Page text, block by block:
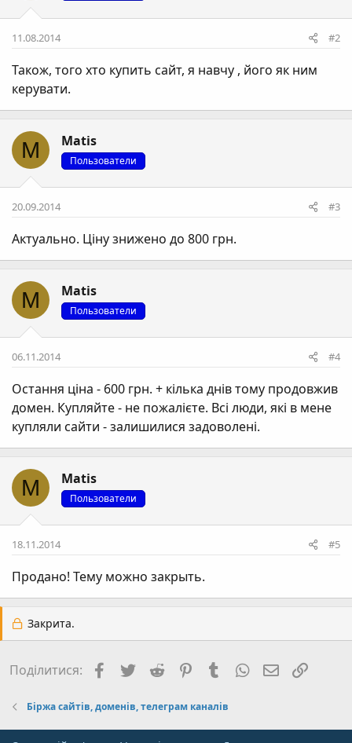
11.08.2014 #2
Також, того хто купить сайт, я навчу , його як ним
керувати.
M Matis
Пользователи
20.09.2014 #3
Актуально. Ціну знижено до 800 грн.
M Matis
Пользователи
06.11.2014 #4
Остання ціна - 600 грн. + кілька днів тому продовжив
домен. Купляйте - не пожалієте. Всі люди, які в мене
купляли сайти - залишилися задоволені.
M Matis
Пользователи
18.11.2014 #5
Продано! Тему можно закрыть.
Закрита.
Поділитися: Facebook
TwitterReddit PinterestTumblrWhatsApp
E-mail
Біржа сайтів, доменів, телеграм каналів